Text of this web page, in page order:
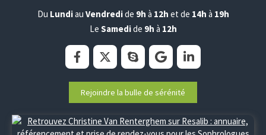
Du Lundiau Vendredide 9h à 12h et de 14h à 19h
Le Samedide 9h à 12h
Rejoindre la bulle de sérénité